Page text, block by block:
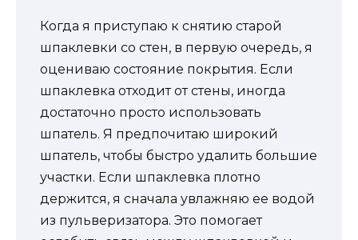
Когда я приступаю к снятию старой
шпаклевки со стен, в первую очередь, я
оцениваю состояние покрытия. Если
шпаклевка отходит от стены, иногда
достаточно просто использовать
шпатель. Я предпочитаю широкий
шпатель, чтобы быстро удалить большие
участки. Если шпаклевка плотно
держится, я сначала увлажняю ее водой
из пульверизатора. Это помогает